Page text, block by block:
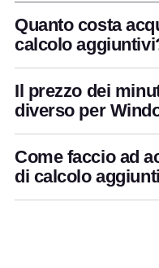
Quanto costa
calcolo
Il prezzo dei
diverso per
Come faccio ad
di calcolo